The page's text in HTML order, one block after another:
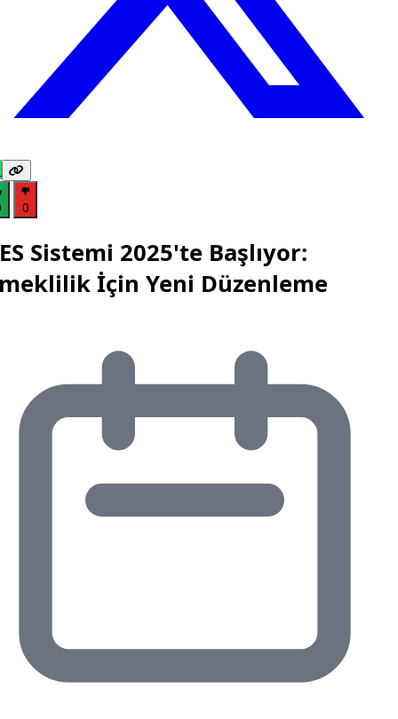
0
Sistemi 2025'te Başlıyor:
İçin Yeni Düzenleme